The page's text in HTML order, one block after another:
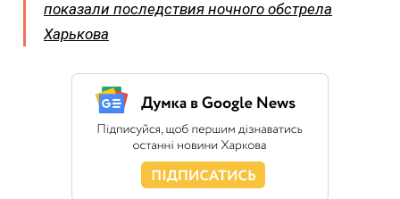
показали последствия ночного обстрела
Харькова